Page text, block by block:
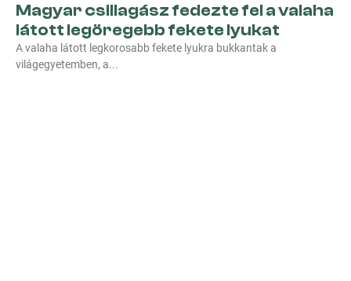
Magyar csillagász fedezte fel a valaha
látott legöregebb fekete lyukat
A valaha látott legkorosabb fekete lyukra bukkantak a
világegyetemben, a